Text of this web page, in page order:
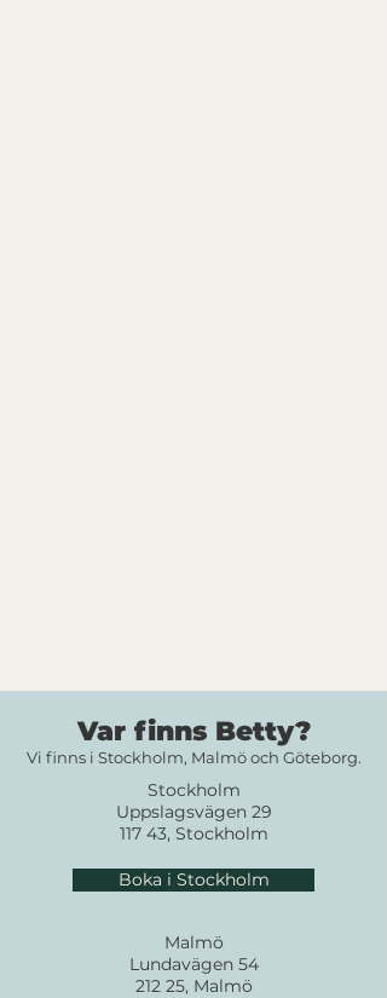
Var finns Betty?
Vi finns i Stockholm, Malmö och Göteborg.
Stockholm
Uppslagsvägen 29
117 43, Stockholm
Boka i Stockholm
Malmö
Lundavägen 54
212 25, Malmö